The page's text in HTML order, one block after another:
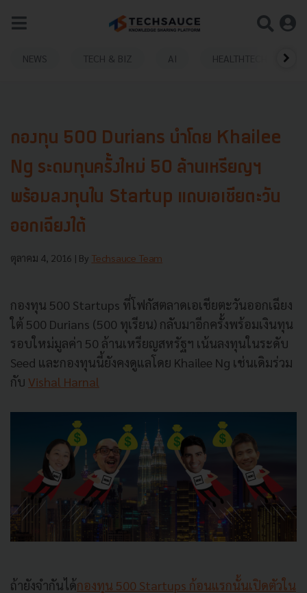
NEWS TECH & BIZ AI HEALTHTECH
กองทุน 500 Durians นำโดย Khailee
Ng ระดมทุนครั้งใหม่ 50 ล้านเหรียญฯ
พร้อมลงทุนใน Startup แถบเอเชียตะวัน
ออกเฉียงใต้
ตุลาคม 4, 2016 | By Techsauce Team
กองทุน 500 Startups ที่โฟกัสตลาดเอเชียตะวันออกเฉียง
ใต้ 500 Durians (500 ทุเรียน) กลับมาอีกครั้งพร้อมเงินทุน
รอบใหม่มูลค่า 50 ล้านเหรียญสหรัฐฯ เน้นลงทุนในระดับ
Seed และกองทุนนี้ยังคงดูแลโดย Khailee Ng เช่นเดิมร่วม
กับ Vishal Harnal
ถ้ายังจำกันได้กองทุน 500 Startups ก้อนแรกนั้นเปิดตัวใน